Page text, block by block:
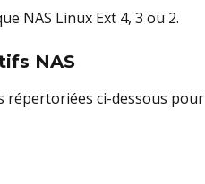
NAS Linux Ext 4, 3 ou 2.
NAS
répertoriées ci-dessous pour